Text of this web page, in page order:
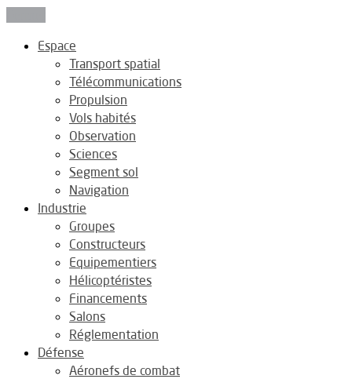
Espace
Transport spatial
Télécommunications
Propulsion
Vols habités
Observation
Sciences
Segment sol
Navigation
Industrie
Groupes
Constructeurs
Equipementiers
Hélicoptéristes
Financements
Salons
Réglementation
Défense
Aéronefs de combat